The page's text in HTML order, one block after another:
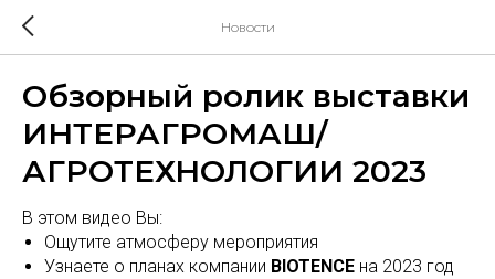
Новости
Обзорный ролик выставки
ИНТЕРАГРОМАШ/
АГРОТЕХНОЛОГИИ 2023
В этом видео Вы:
Ощутите атмосферу мероприятия
Узнаете о планах компании BIOTENCE на 2023 год